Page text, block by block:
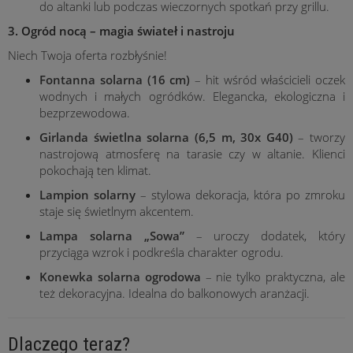
do altanki lub podczas wieczornych spotkań przy grillu.
3. Ogród nocą – magia świateł i nastroju
Niech Twoja oferta rozbłyśnie!
Fontanna solarna (16 cm) – hit wśród właścicieli oczek
wodnych i małych ogródków. Elegancka, ekologiczna i
bezprzewodowa.
Girlanda świetlna solarna (6,5 m, 30x G40) – tworzy
nastrojową atmosferę na tarasie czy w altanie. Klienci
pokochają ten klimat.
Lampion solarny – stylowa dekoracja, która po zmroku
staje się świetlnym akcentem.
Lampa solarna „Sowa”– uroczy dodatek, który
przyciąga wzrok i podkreśla charakter ogrodu.
Konewka solarna ogrodowa – nie tylko praktyczna, ale
też dekoracyjna. Idealna do balkonowych aranżacji.
Dlaczego teraz?